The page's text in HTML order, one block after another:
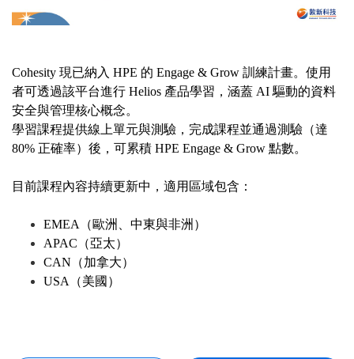
Cohesity 現已納入 HPE 的 Engage & Grow 訓練計畫。使用
者可透過該平台進行 Helios 產品學習，涵蓋 AI驅動的資料
安全與管理核心概念。
學習課程提供線上單元與測驗，完成課程並通過測驗（達
80% 正確率）後，可累積 HPE Engage & Grow 點數。
目前課程內容持續更新中，適用區域包含：
EMEA （歐洲、中東與非洲）
APAC （亞太）
CAN （加拿大）
USA （美國）